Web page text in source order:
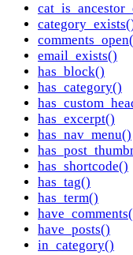
email_exists()
has_block()
has_category()
has_excerpt()
has_nav_menu()
has_shortcode()
has_tag()
has_term()
have_posts()
in_category()